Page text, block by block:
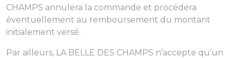
CHAMPS annulera la commande et procédera
éventuellement au remboursement du montant
initialement versé.
Par ailleurs, LA BELLE DES CHAMPS n’accepte qu’un